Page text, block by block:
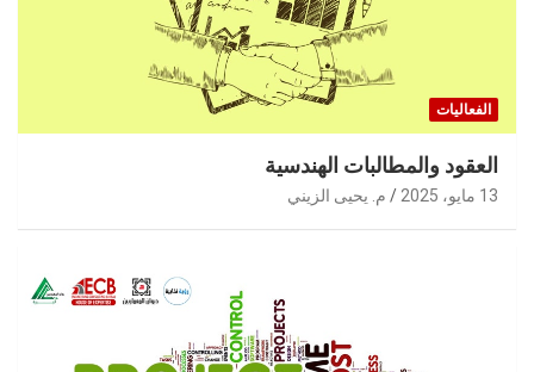
الفعاليات
العقود والمطالبات الهندسية
13 مايو، 2025 م. يحيى الزيني